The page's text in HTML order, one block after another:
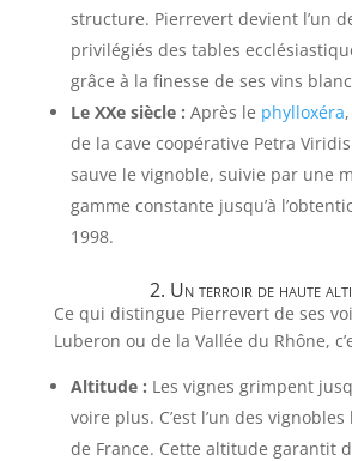
structure. Pierrevert devient l’un
privilégiés des tables
grâce à la finesse de ses vins
Le XXe siècle : Après le phylloxéra
de la cave coopérative Petra
sauve le vignoble, suivie par une
gamme constante jusqu’à
1998.
2. Un terroir de haute
Ce qui distingue Pierrevert de ses
Luberon ou de la Vallée du Rhône,
Altitude : Les vignes grimpent
voire plus. C’est l’un des
de France. Cette altitude garantit